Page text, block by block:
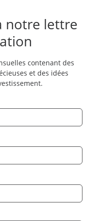
notre lettre
contenant des
et des idées